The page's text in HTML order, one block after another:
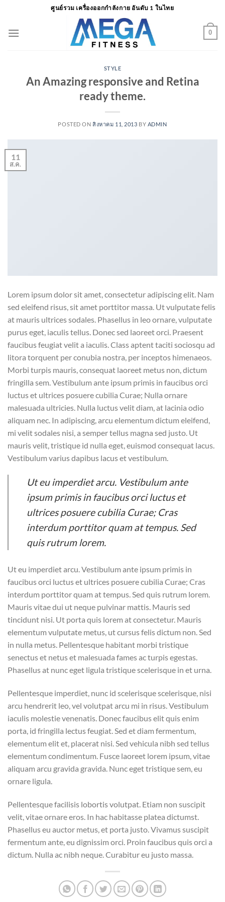
ศูนย์รวม เครื่องออกกำลังกาย อันดับ 1 ในไทย
0
STYLE
An Amazing responsive and Retina
ready theme.
POSTED ONสิงหาคม 11, 2013 BY ADMIN
11
ส.ค.
Lorem ipsum dolor sit amet, consectetur adipiscing elit. Nam
sed eleifend risus, sit amet porttitor massa. Ut vulputate felis
at mauris ultrices sodales. Phasellus in leo ornare, vulputate
purus eget, iaculis tellus. Donec sed laoreet orci. Praesent
faucibus feugiat velit a iaculis. Class aptent taciti sociosqu ad
litora torquent per conubia nostra, per inceptos himenaeos.
Morbi turpis mauris, consequat laoreet metus non, dictum
fringilla sem. Vestibulum ante ipsum primis in faucibus orci
luctus et ultrices posuere cubilia Curae; Nulla ornare
malesuada ultricies. Nulla luctus velit diam, at lacinia odio
aliquam nec. In adipiscing, arcu elementum dictum eleifend,
mi velit sodales nisi, a semper tellus magna sed justo. Ut
mauris velit, tristique id nulla eget, euismod consequat lacus.
Vestibulum varius dapibus lacus et vestibulum.
Ut eu imperdiet arcu. Vestibulum ante
ipsum primis in faucibus orci luctus et
ultrices posuere cubilia Curae; Cras
interdum porttitor quam at tempus. Sed
quis rutrum lorem.
Ut eu imperdiet arcu. Vestibulum ante ipsum primis in
faucibus orci luctus et ultrices posuere cubilia Curae; Cras
interdum porttitor quam at tempus. Sed quis rutrum lorem.
Mauris vitae dui ut neque pulvinar mattis. Mauris sed
tincidunt nisi. Ut porta quis lorem at consectetur. Mauris
elementum vulputate metus, ut cursus felis dictum non. Sed
in nulla metus. Pellentesque habitant morbi tristique
senectus et netus et malesuada fames ac turpis egestas.
Phasellus at nunc eget ligula tristique scelerisque in et urna.
Pellentesque imperdiet, nunc id scelerisque scelerisque, nisi
arcu hendrerit leo, vel volutpat arcu mi in risus. Vestibulum
iaculis molestie venenatis. Donec faucibus elit quis enim
porta, id fringilla lectus feugiat. Sed et diam fermentum,
elementum elit et, placerat nisi. Sed vehicula nibh sed tellus
elementum condimentum. Fusce laoreet lorem ipsum, vitae
aliquam arcu gravida gravida. Nunc eget tristique sem, eu
ornare ligula.
Pellentesque facilisis lobortis volutpat. Etiam non suscipit
velit, vitae ornare eros. In hac habitasse platea dictumst.
Phasellus eu auctor metus, et porta justo. Vivamus suscipit
fermentum ante, eu dignissim orci. Proin faucibus quis orci a
dictum. Nulla ac nibh neque. Curabitur eu justo massa.